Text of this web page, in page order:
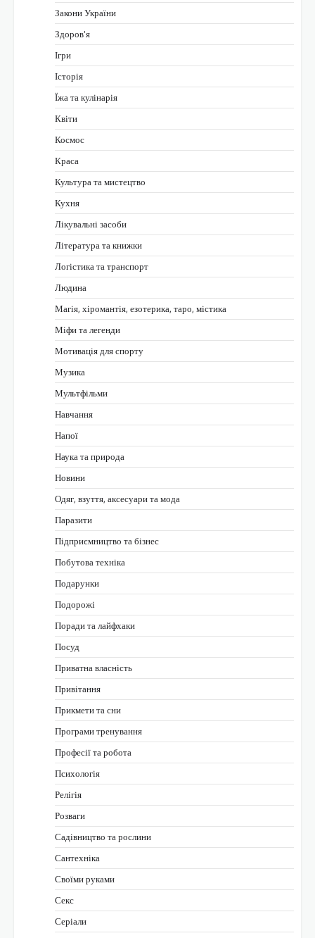
Закони України
Здоров'я
Ігри
Історія
Їжа та кулінарія
Квіти
Космос
Краса
Культура та мистецтво
Кухня
Лікувальні засоби
Література та книжки
Логістика та транспорт
Людина
Магія, хіромантія, езотерика, таро, містика
Міфи та легенди
Мотивація для спорту
Музика
Мультфільми
Навчання
Напої
Наука та природа
Новини
Одяг, взуття, аксесуари та мода
Паразити
Підприємництво та бізнес
Побутова техніка
Подарунки
Подорожі
Поради та лайфхаки
Посуд
Приватна власність
Привітання
Прикмети та сни
Програми тренування
Професії та робота
Психологія
Релігія
Розваги
Садівництво та рослини
Сантехніка
Своїми руками
Секс
Серіали